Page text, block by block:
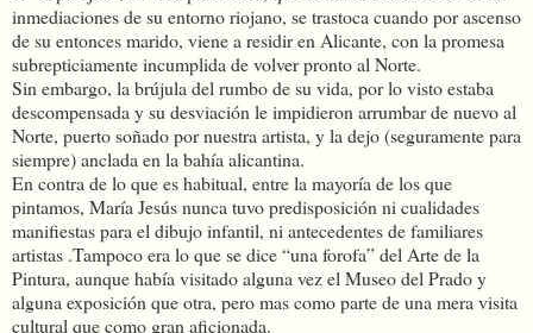
inmediaciones de su entorno riojano, se trastoca cuando por ascenso
de su entonces marido, viene a residir en Alicante, con la promesa
subrepticiamente incumplida de volver pronto al Norte.
Sin embargo, la brújula del rumbo de su vida, por lo visto estaba
descompensada y su desviación le impidieron arrumbar de nuevo al
Norte, puerto soñado por nuestra artista, y la dejo (seguramente para
siempre) anclada en la bahía alicantina.
En contra de lo que es habitual, entre la mayoría de los que
pintamos, María Jesús nunca tuvo predisposición ni cualidades
manifiestas para el dibujo infantil, ni antecedentes de familiares
artistas .Tampoco era lo que se dice “una forofa” del Arte de la
Pintura, aunque había visitado alguna vez el Museo del Prado y
alguna exposición que otra, pero mas como parte de una mera visita
cultural que como gran aficionada.